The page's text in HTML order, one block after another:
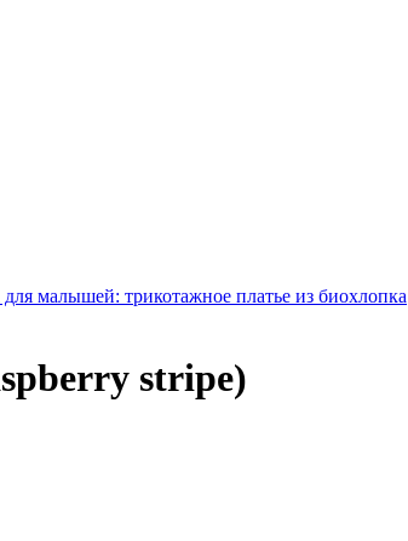
малышей: трикотажное платье из биохлопка
stripe)